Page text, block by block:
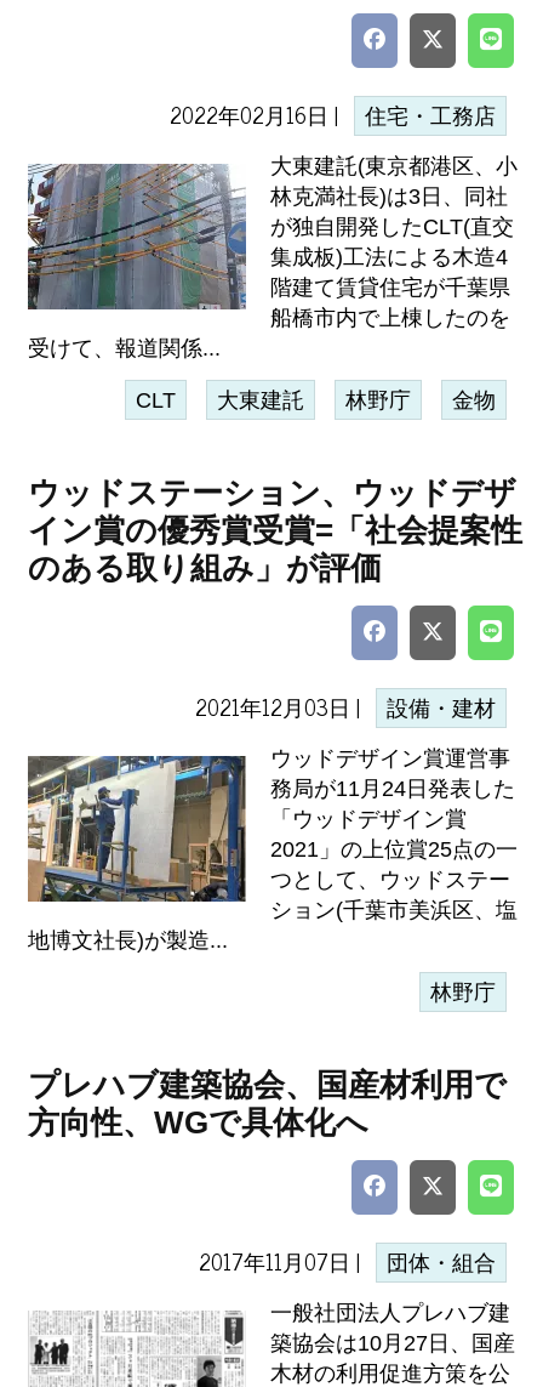
2022年02月16日 | 住宅・工務店
大東建託(東京都港区、小
林克満社長)は3日、同社
が独自開発したCLT(直交
集成板)工法による木造4
階建て賃貸住宅が千葉県
船橋市内で上棟したのを
受けて、報道関係...
CLT 大東建託 林野庁 金物
ウッドステーション、ウッドデザ
イン賞の優秀賞受賞=「社会提案性
のある取り組み」が評価
2021年12月03日 | 設備・建材
ウッドデザイン賞運営事
務局が11月24日発表した
「ウッドデザイン賞
2021」の上位賞25点の一
つとして、ウッドステー
ション(千葉市美浜区、塩
地博文社長)が製造...
林野庁
プレハブ建築協会、国産材利用で
方向性、WGで具体化へ
2017年11月07日 | 団体・組合
一般社団法人プレハブ建
築協会は10月27日、国産
木材の利用促進方策を公